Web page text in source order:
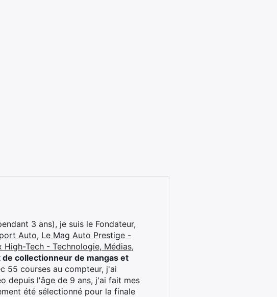
3 ans), je suis le Fondateur,
Auto, Le Mag Auto Prestige -
High-Tech - Technologie, Médias,
collectionneur de mangas et
55 courses au compteur, j'ai
depuis l'âge de 9 ans, j'ai fait mes
été sélectionné pour la finale